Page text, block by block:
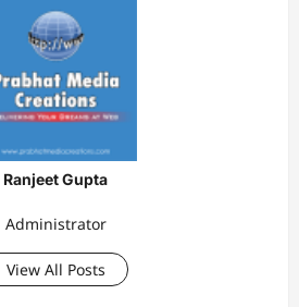
Ranjeet Gupta
Administrator
View All Posts